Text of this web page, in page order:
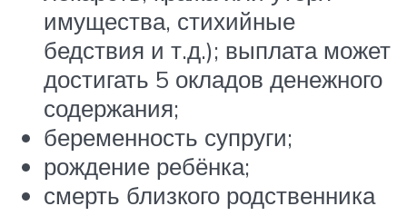
имущества, стихийные
бедствия и т.д.); выплата может
достигать 5 окладов денежного
содержания;
беременность супруги;
рождение ребёнка;
смерть близкого родственника